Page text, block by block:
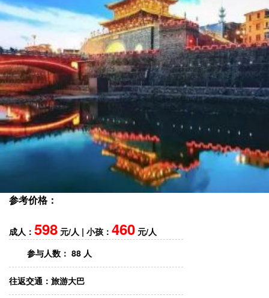
参考价格：
成人： 598 元/人 | 小孩： 460 元/人
参与人数： 88 人
往返交通： 旅游大巴